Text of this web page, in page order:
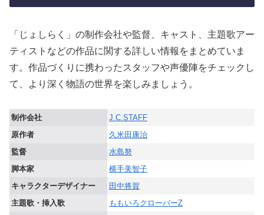
「じょしらく」の制作会社や監督、キャスト、主題歌アー
ティストなどの作品に関する詳しい情報をまとめていま
す。作品づくりに携わったスタッフや声優陣をチェックし
て、より深く物語の世界を楽しみましょう。
制作会社
J.C.STAFF
原作者
久米田康治
監督
水島努
脚本家
横手美智子
キャラクターデザイナー
田中将賀
主題歌・挿入歌
ももいろクローバーZ